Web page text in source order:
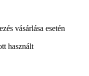
vásárlása esetén
használt